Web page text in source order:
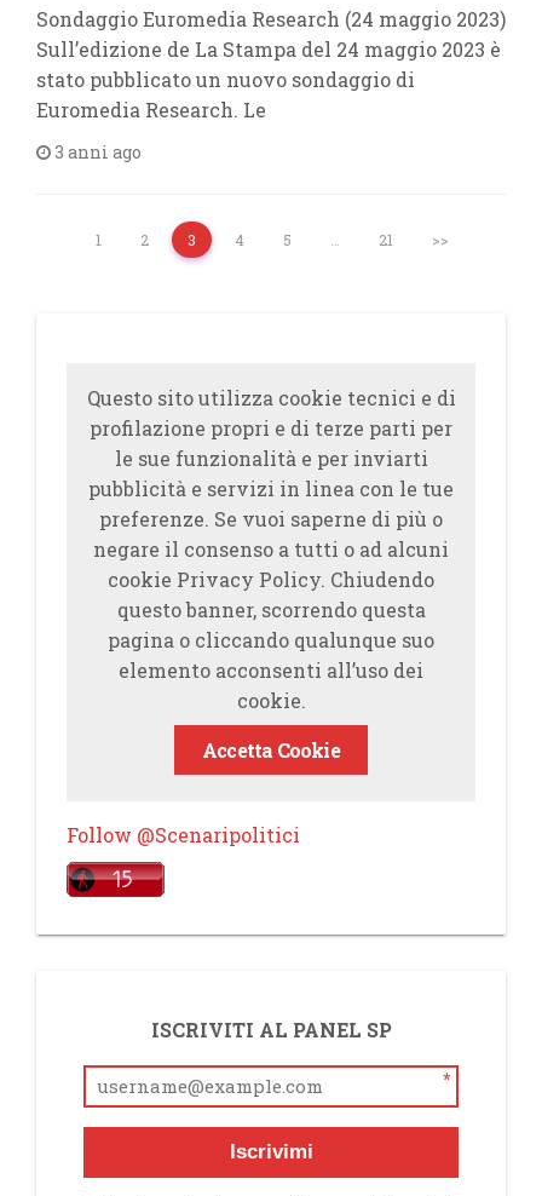
Sondaggio Euromedia Research (24 maggio 2023)
Sull’edizione de La Stampa del 24 maggio 2023 è
stato pubblicato un nuovo sondaggio di
Euromedia Research. Le
3 anni ago
1 2 3 4 5 21 >>
Questo sito utilizza cookie tecnici e di
profilazione propri e di terze parti per
le sue funzionalità e per inviarti
pubblicità e servizi in linea con le tue
preferenze. Se vuoi saperne di più o
negare il consenso a tutti o ad alcuni
cookie Privacy Policy. Chiudendo
questo banner, scorrendo questa
pagina o cliccando qualunque suo
elemento acconsenti all’uso dei
cookie.
Accetta Cookie
Follow @Scenaripolitici
ISCRIVITI AL PANEL SP
*
Iscrivimi